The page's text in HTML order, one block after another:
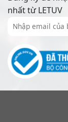
nhất từ LETUV